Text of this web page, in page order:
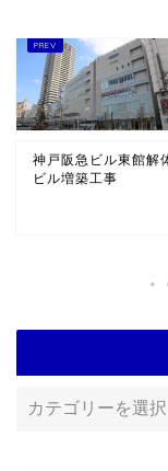
神戸阪急ビル東館解
ビル増築工事